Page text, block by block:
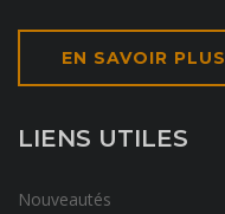
EN SAVOIR PLUS
LIENS UTILES
Nouveautés